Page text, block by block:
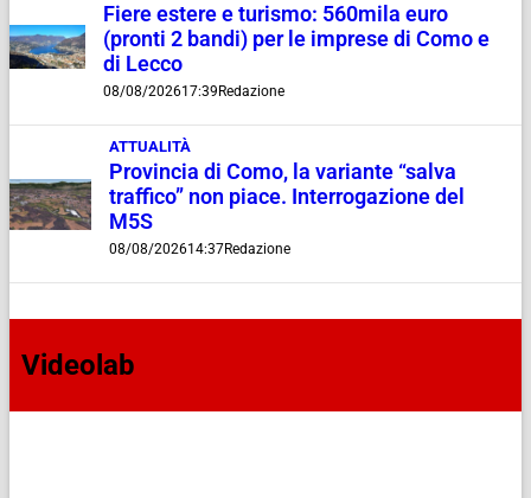
Fiere estere e turismo: 560mila euro
(pronti 2 bandi) per le imprese di Como e
di Lecco
08/08/202617:39 Redazione
ATTUALITÀ
Provincia di Como, la variante “salva
traffico” non piace. Interrogazione del
M5S
08/08/202614:37Redazione
Videolab